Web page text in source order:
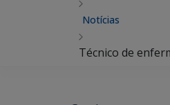
Notícias
Técnico de